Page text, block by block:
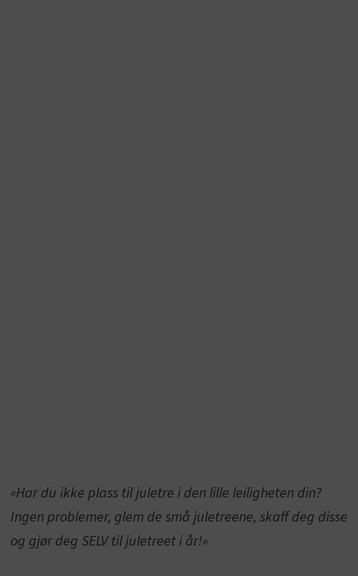
«Har du ikke plass til juletre i den lille leiligheten din?
Ingen problemer, glem de små juletreene, skaff deg disse
og gjør deg SELV til juletreet i år!»